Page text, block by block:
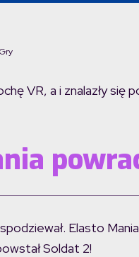
Gry
VR, a i znalazły
Elasto
Soldat 2!